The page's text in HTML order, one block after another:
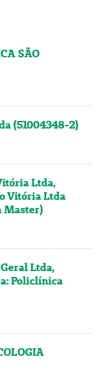
SÃO
(51004348-2)
Ltda,
Vitória Ltda
Master)
Ltda,
Policlínica